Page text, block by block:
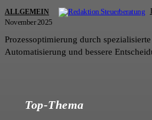
ALLGEMEIN
November 2025
Prozessoptimierung durch
Automatisierung und bessere
Top-Thema